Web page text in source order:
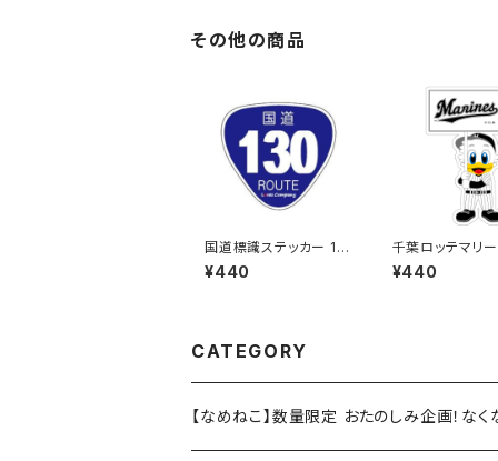
その他の商品
国道標識ステッカー 13
0号線
¥440
千葉ロッテマリ
テッカー12
¥440
CATEGORY
【なめねこ】数量限定 おたのしみ企画！な